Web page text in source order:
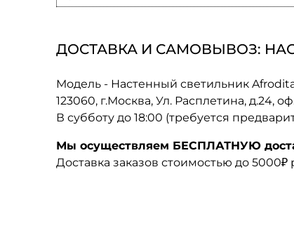
ДОСТАВКА И САМОВЫВОЗ:
Модель - Настенный светильник
123060, г.Москва, Ул. Расплетина, д.24,
В субботу до 18:00 (требуется
Мы осуществляем БЕСПЛАТНУЮ
Доставка заказов стоимостью до